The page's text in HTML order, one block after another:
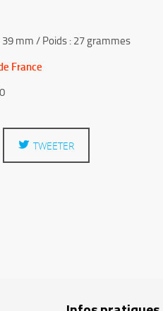
mm / Poids : 27 grammes
France
TWEETER